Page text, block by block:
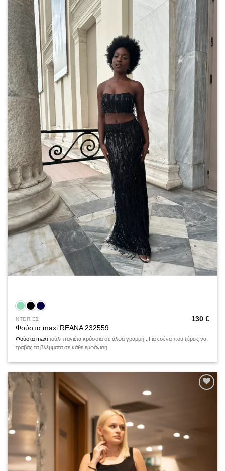
Add to
wishlist
ΝΤΕΠΙΕΣ
Φούστα maxi REANA 232559
130 €
Φούστα maxi τούλι παγιέτα κρόσσια σε άλφα γραμμή . Για εσένα που ξέρεις να
τραβάς τα βλέμματα σε κάθε εμφάνιση.